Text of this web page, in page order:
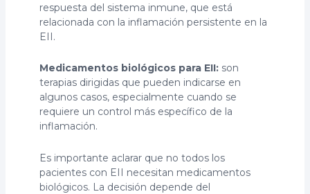
respuesta del sistema inmune, que está
relacionada con la inflamación persistente en la
EII.
Medicamentos biológicos para EII:son
terapias dirigidas que pueden indicarse en
algunos casos, especialmente cuando se
requiere un control más específico de la
inflamación.
Es importante aclarar que no todos los
pacientes con EII necesitan medicamentos
biológicos. La decisión depende del